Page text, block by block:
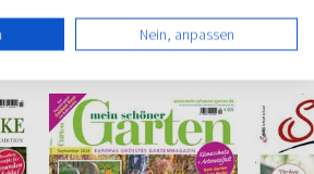
Nein, anpassen